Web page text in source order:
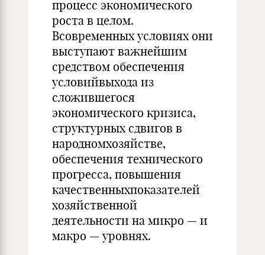
процесс экономического
роста в целом.
Всовременных условиях они
выступают важнейшим
средством обеспечения
условийвыхода из
сложившегося
экономического кризиса,
структурных сдвигов в
народномхозяйстве,
обеспечения технического
прогресса, повышения
качественныхпоказателей
хозяйственной
деятельности на микро — и
макро — уровнях.